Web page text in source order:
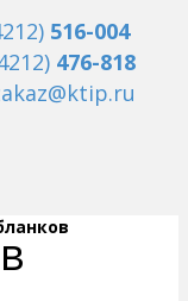
516-004
476-818